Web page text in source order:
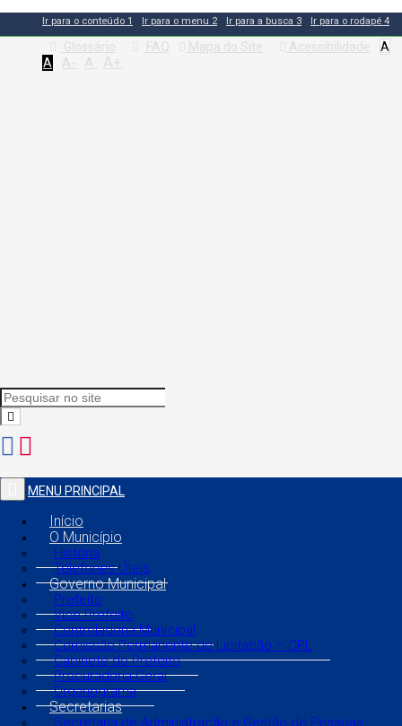
Ir para o conteúdo 1 Ir para o menu 2 Ir para a busca 3 Ir para o rodapé 4
Glossário FAQ Mapa do Site Acessibilidade
A
A
A- A A+
MENU PRINCIPAL
Início
O Município
História
Telefones Úteis
Governo Municipal
Prefeito
Vice Prefeito
Controladoria Municipal
Comissão Permanente de Licitação – CPL
Gabinete do Prefeito
Procuradoria Geral
Organograma
Secretarias
Secretaria de Administração e Gestão de Pessoas